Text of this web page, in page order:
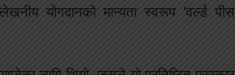
योगदानको मान्यता स्वरूप ‘वर्ल्ड पीस